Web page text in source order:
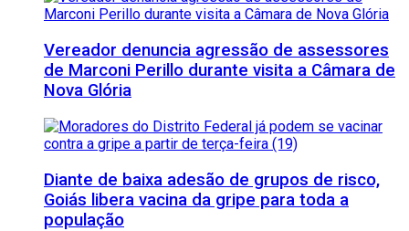
Vereador denuncia agressão de assessores
de Marconi Perillo durante visita a Câmara de
Nova Glória
Diante de baixa adesão de grupos de risco,
Goiás libera vacina da gripe para toda a
população